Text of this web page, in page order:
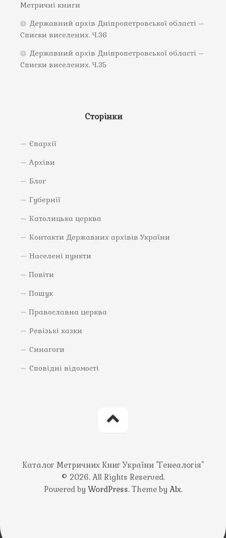
Метричні книги
Державний архів Дніпропетровської області –
Списки виселених. Ч.36
Державний архів Дніпропетровської області –
Списки виселених. Ч.35
Сторінки
Єпархії
Архіви
Блог
Губернії
Католицька церква
Контакти Державних архівів України
Населені пункти
Повіти
Пошук
Православна церква
Ревізькі казки
Синагоги
Сповідні відомості
Каталог Метричних Книг України "Генеалогія"
© 2026. All Rights Reserved.
Powered by WordPress. Theme by Alx.